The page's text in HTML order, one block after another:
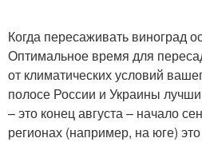
Когда пересаживать виноград
Оптимальное время для
от климатических условий
полосе России и Украины
– это конец августа – начало
регионах (например, на юге)